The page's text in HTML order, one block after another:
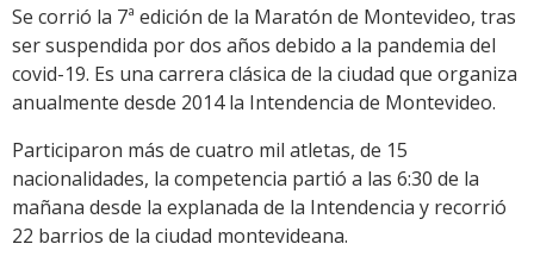
Link
Se corrió la 7ª edición de la Maratón de Montevideo, tras
ser suspendida por dos años debido a la pandemia del
covid-19. Es una carrera clásica de la ciudad que organiza
anualmente desde 2014 la Intendencia de Montevideo.
Participaron más de cuatro mil atletas, de 15
nacionalidades, la competencia partió a las 6:30 de la
mañana desde la explanada de la Intendencia y recorrió
22 barrios de la ciudad montevideana.